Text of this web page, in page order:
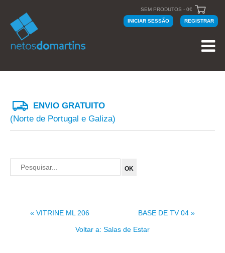
SEM PRODUTOS - 0€
INICIAR SESSÃO REGISTRAR
ENVIO GRATUITO
(Norte de Portugal e Galiza)
« VITRINE ML 206 BASE DE TV 04 »
Voltar a: Salas de Estar